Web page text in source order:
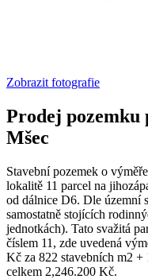
Zobrazit fotografie
Prodej pozemku
Mšec
Stavební pozemek o
lokalitě 11 parcel na
od dálnice D6. Dle územní
samostatně stojících
jednotkách). Tato svažitá
číslem 11, zde uvedená
Kč za 822 stavebních m2
celkem 2,246.200 Kč.